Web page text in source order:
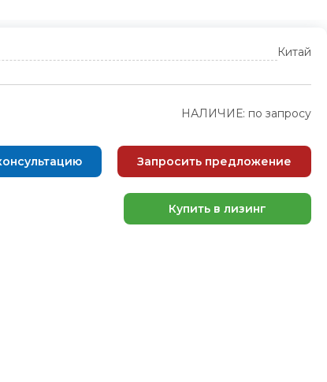
Китай
НАЛИЧИЕ: по запросу
Запросить предложение
Купить в лизинг